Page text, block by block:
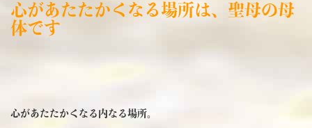
心があたたかくなる場所は、聖母の母
体です
心があたたかくなる内なる場所。